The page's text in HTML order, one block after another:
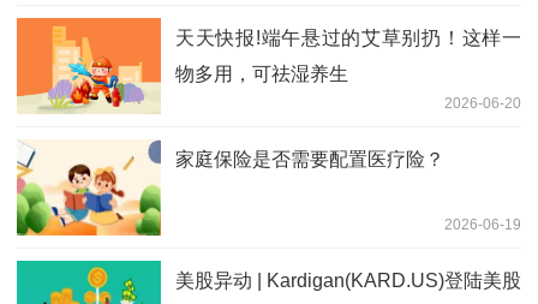
天天快报!端午悬过的艾草别扔！这样一
物多用，可祛湿养生
2026-06-20
家庭保险是否需要配置医疗险？
2026-06-19
美股异动 | Kardigan(KARD.US)登陆美股